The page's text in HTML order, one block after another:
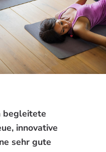
begleitete
innovative
sehr gute